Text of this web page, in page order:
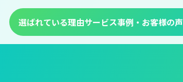
選ばれている理由サービス事例・お客様の声